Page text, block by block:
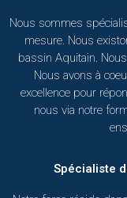
Nous sommes
mesure. Nous
bassin Aquitain.
Nous avons à
excellence pour
nous via notre
Spécialiste